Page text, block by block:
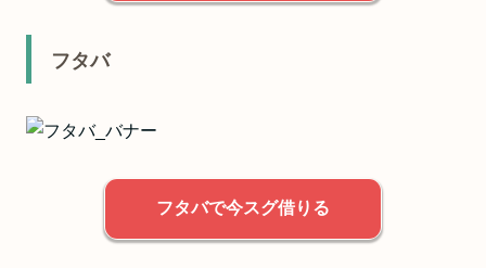
フタバ
フタバで今スグ借りる